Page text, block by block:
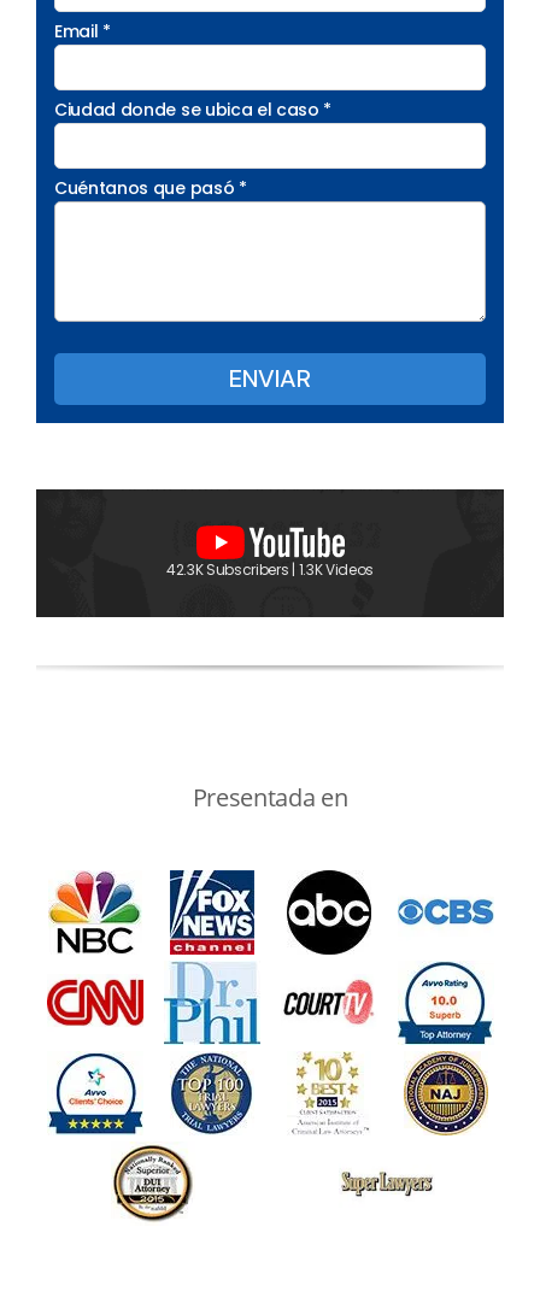
Email *
Ciudad donde se ubica el caso *
Cuéntanos que pasó *
42.3K Subscribers | 1.3K Videos
Presentada en